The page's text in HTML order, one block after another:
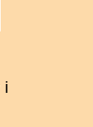
i